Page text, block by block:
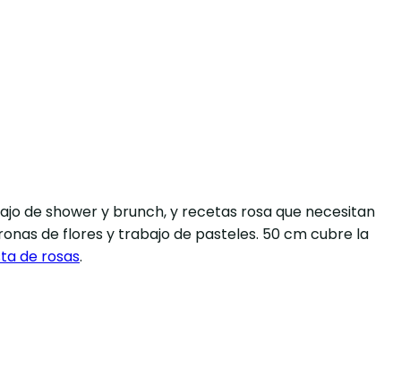
de shower y brunch, y recetas rosa que necesitan
de flores y trabajo de pasteles. 50 cm cubre la
de rosas.